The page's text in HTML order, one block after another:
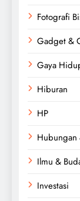
Fotografi
Gadget &
Gaya
Hiburan
HP
Hubungan
Ilmu &
Investasi